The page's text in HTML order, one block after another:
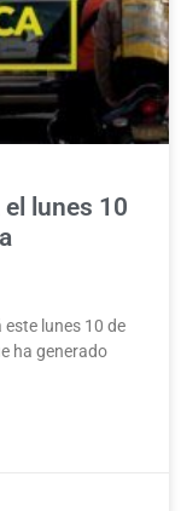
lunes 10
lunes 10 de
ha generado